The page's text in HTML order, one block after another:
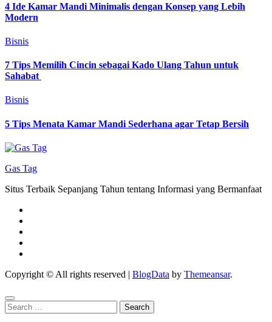
4 Ide Kamar Mandi Minimalis dengan Konsep yang Lebih
Modern
Bisnis
7 Tips Memilih Cincin sebagai Kado Ulang Tahun untuk
Sahabat
Bisnis
5 Tips Menata Kamar Mandi Sederhana agar Tetap Bersih
Gas Tag
Situs Terbaik Sepanjang Tahun tentang Informasi yang Bermanfaat
Copyright © All rights reserved | BlogData by Themeansar.
Search
for: